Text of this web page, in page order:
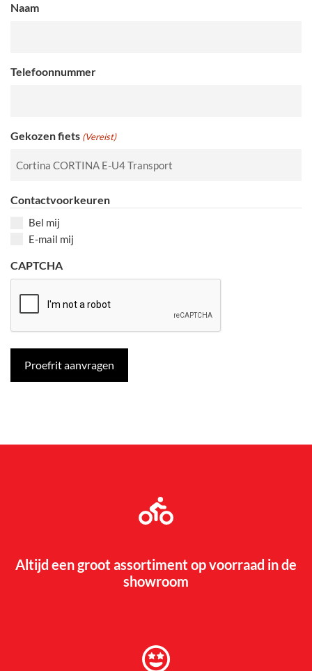
Naam
Telefoonnummer
Gekozen fiets (Vereist)
Contactvoorkeuren
Bel mij
E-mail mij
CAPTCHA
Altijd een groot assortiment op voorraad in de
showroom